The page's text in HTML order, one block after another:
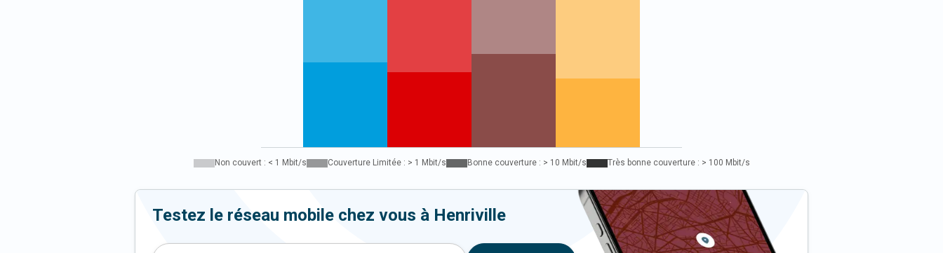
Non couvert : < 1 Mbit/s Couverture Limitée : > 1 Mbit/s Bonne couverture : > 10 Mbit/s Très bonne couverture : > 100 Mbit/s
Testez le réseau mobile chez vous à Henriville